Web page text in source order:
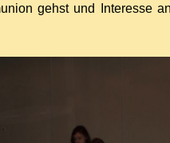
gehst und Interesse